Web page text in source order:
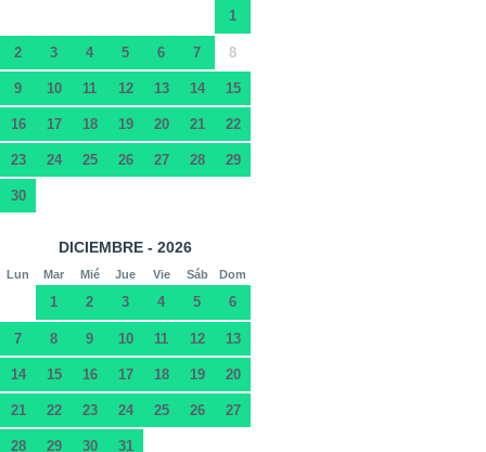
1
2 3 4 5 6 7 8
9 10 11 12 13 14 15
16 17 18 19 20 21 22
23 24 25 26 27 28 29
30
DICIEMBRE - 2026
Lun Mar Mié Jue Vie Sáb Dom
1 2 3 4 5 6
7 8 9 10 11 12 13
14 15 16 17 18 19 20
21 22 23 24 25 26 27
28 29 30 31